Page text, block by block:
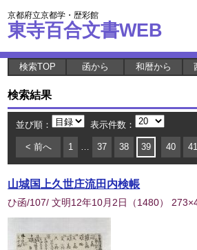
京都府立京都学・歴彩館
東寺百合文書WEB
検索TOP 函から 和暦から
検索結果
並び順： 表示件数：
< 前へ 1 … 37 38 39 40 41
山城国上久世庄流田内検帳
ひ函/107/ 文明12年10月2日 （1480）